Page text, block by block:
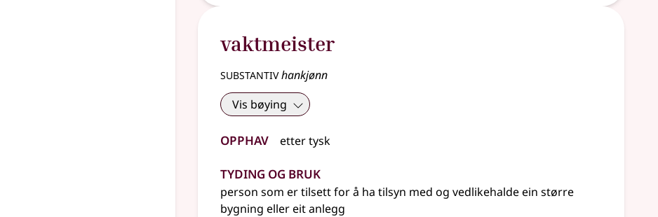
vaktmeister
substantivhankjønn
Vis bøying
Opphav ettertysk
Tyding og bruk
person som er tilsett for å ha tilsyn med og vedlikehalde ein større
bygning ellereit anlegg